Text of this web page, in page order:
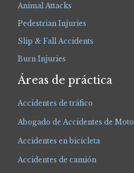
Animal Attacks
Pedestrian Injuries
Slip & Fall Accidents
Burn Injuries
Áreas de práctica
Accidentes de tráfico
Abogado de Accidentes de Moto
Accidentes en bicicleta
Accidentes de camión